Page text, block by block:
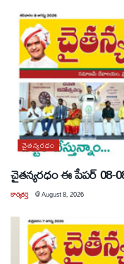
చైతన్యరధం
చైతన్యరధం ఈ పేపర్ 08-
కార్యకర్త @August 8, 2026